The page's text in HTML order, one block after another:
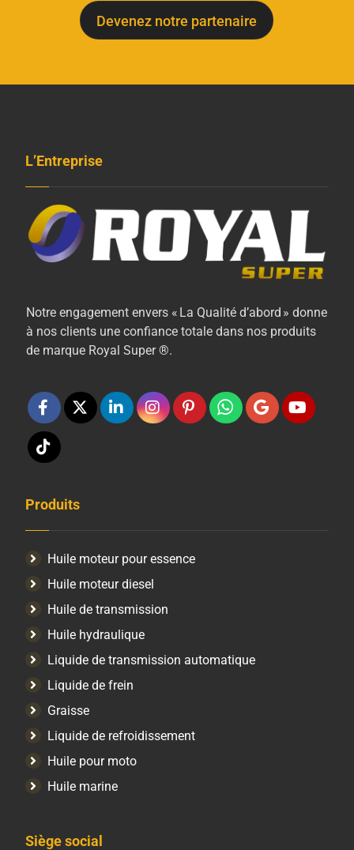
Devenez notre partenaire
L’Entreprise
Notre engagement envers « La Qualité d’abord » donne
à nos clients une confiance totale dans nos produits
de marque Royal Super ®.
Produits
Huile moteur pour essence
Huile moteur diesel
Huile de transmission
Huile hydraulique
Liquide de transmission automatique
Liquide de frein
Graisse
Liquide de refroidissement
Huile pour moto
Huile marine
Siège social